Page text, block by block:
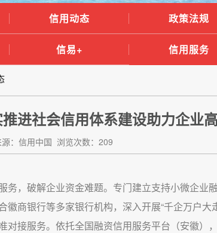
信用动态 政策法规
信易+ 信用服务
进社会信用体系建设助力企业
：信用中国 浏览次数：209
务，破解企业资金难题。专门建立支持小微企业
徽商银行等多家银行机构，深入开展“千企万户大
对接服务。依托全国融资信用服务平台（安徽）